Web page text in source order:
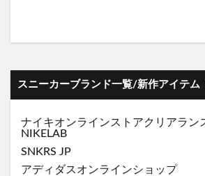
スニーカーブランド一覧/新作アイテム
ナイキオンラインストアクリアラン
NIKELAB
SNKRS JP
アディダスオンラインショップ